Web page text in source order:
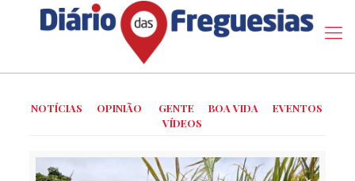
NOTÍCIAS OPINIÃO GENTE BOA VIDA
EVENTOS
VÍDEOS